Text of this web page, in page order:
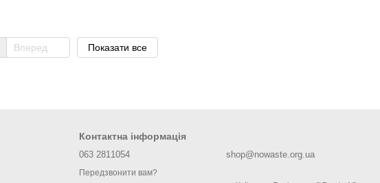
Вперед Показати все
Контактна інформація
063 2811054
Передзвонити вам?
shop@nowaste.org.ua